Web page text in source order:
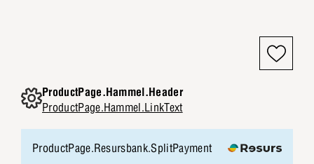
ProductPage.Hammel.Header
ProductPage.Hammel.LinkText
ProductPage.Resursbank.SplitPayment